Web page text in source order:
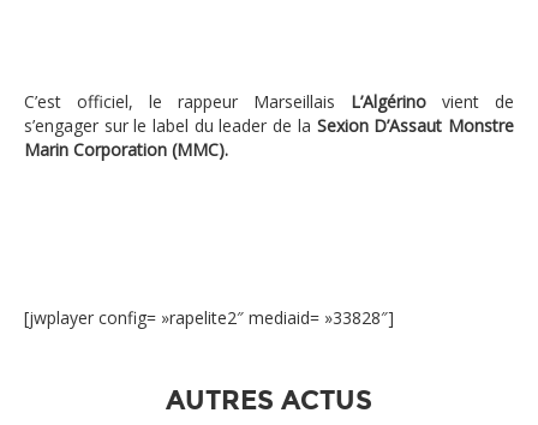
C’est officiel, le rappeur Marseillais L’Algérino vient de
s’engager sur le label du leader de la Sexion D’Assaut Monstre
Marin Corporation (MMC).
[jwplayer config= »rapelite2″ mediaid= »33828″]
AUTRES ACTUS